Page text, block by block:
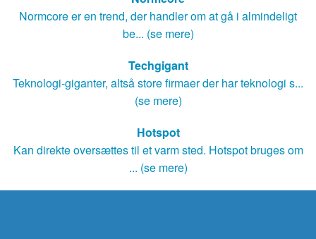
Normcore er en trend, der handler om at gå i almindeligt
be... (se mere)
Techgigant
Teknologi-giganter, altså store firmaer der har teknologi s...
(se mere)
Hotspot
Kan direkte oversættes til et varm sted. Hotspot bruges om
... (se mere)